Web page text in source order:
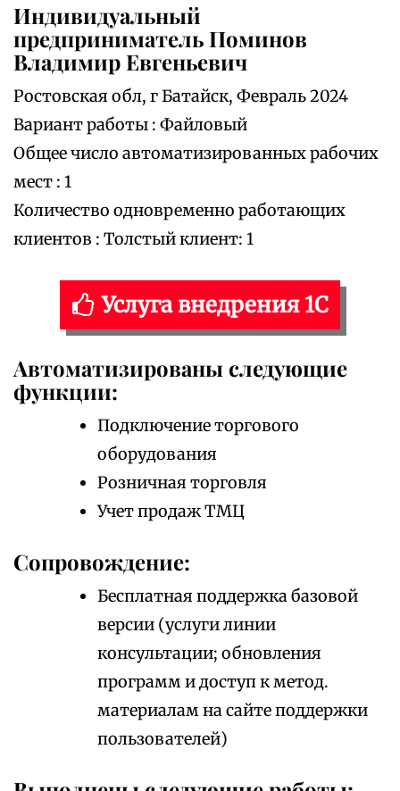
Индивидуальный
предприниматель Поминов
Владимир Евгеньевич
Ростовская обл, г Батайск, Февраль 2024
Вариант работы : Файловый
Общее число автоматизированных рабочих
мест : 1
Количество одновременно работающих
клиентов : Толстый клиент: 1
Услуга внедрения 1С
Автоматизированы следующие
функции:
Подключение торгового
оборудования
Розничная торговля
Учет продаж ТМЦ
Сопровождение:
Бесплатная поддержка базовой
версии (услуги линии
консультации; обновления
программ и доступ к метод.
материалам на сайте поддержки
пользователей)